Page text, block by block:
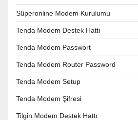
Süperonline Modem Kurulumu
Tenda Modem Destek Hattı
Tenda Modem Passwort
Tenda Modem Router Password
Tenda Modem Setup
Tenda Modem Şifresi
Tilgin Modem Destek Hattı